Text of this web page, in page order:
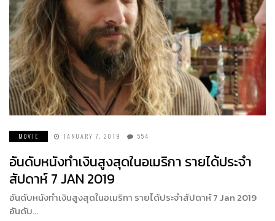
MOVIE JANUARY 7, 2019 554
อันดับหนังทำเงินสูงสุดในอเมริกา รายได้ประจำ
สัปดาห์ 7 JAN 2019
อันดับหนังทำเงินสูงสุดในอเมริกา รายได้ประจำสัปดาห์ 7 Jan 2019
อันดับ…